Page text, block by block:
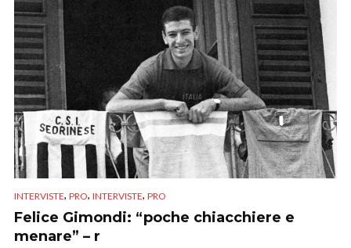
INTERVISTE, PRO, INTERVISTE, PRO
Felice Gimondi: “poche chiacchiere e
menare” – r